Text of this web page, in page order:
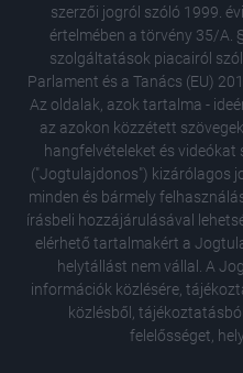
szerzői jogról szóló 1999.
értelmében a törvény 35/A.
szolgáltatások piacairól
Parlament és a Tanács (EU)
Az oldalak, azok tartalma -
az azokon közzétett
hangfelvételeket és videókat
("Jogtulajdonos") kizárólagos
minden és bármely
írásbeli hozzájárulásával
elérhető tartalmakért a
helytállást nem vállal. A
információk közlésére,
közlésből,
felelősséget,